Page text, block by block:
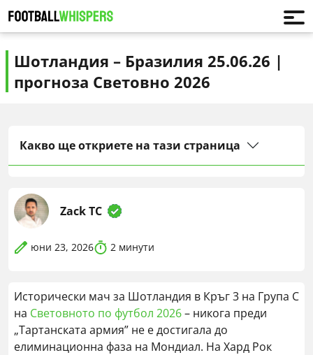
Шотландия – Бразилия 25.06.26 |
прогноза Световно 2026
Какво ще откриете на тази страница
Zack TC
юни 23, 2026 2 минути
Исторически мач за Шотландия в Кръг 3 на Група C
на Световното по футбол 2026– никога преди
„Тартанската армия” не е достигала до
елиминационна фаза на Мондиал. На Хард Рок